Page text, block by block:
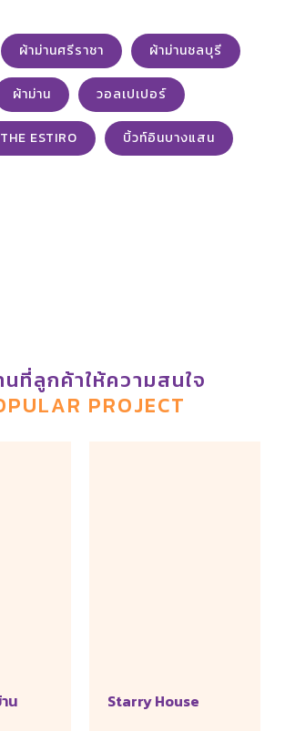
ปียโน
ำ
น บิวท์
ราม2
ผ้าม่านศรีราชา ผ้าม่านชลบุรี
ผ้าม่าน วอลเปเปอร์
THE ESTIRO บิ้วท์อินบางแสน
ที่ลูกค้าให้ความสนใจ
PROJECT
น
Starry House